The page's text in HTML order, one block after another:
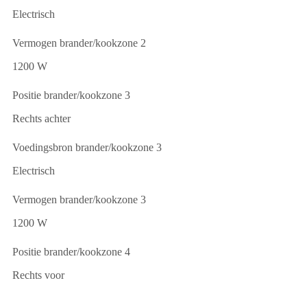
Electrisch
Vermogen brander/kookzone 2
1200 W
Positie brander/kookzone 3
Rechts achter
Voedingsbron brander/kookzone 3
Electrisch
Vermogen brander/kookzone 3
1200 W
Positie brander/kookzone 4
Rechts voor